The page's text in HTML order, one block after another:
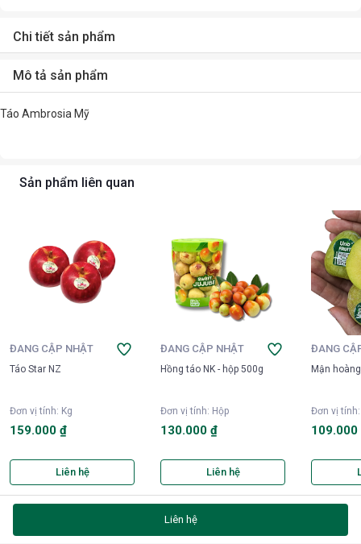
Chi tiết sản phẩm
Mô tả sản phẩm
Táo Ambrosia Mỹ
Sản phẩm liên quan
ĐANG CẬP NHẬT
Táo Star NZ
Đơn vị tính: Kg
159.000 ₫
Liên hệ
ĐANG CẬP NHẬT
Hồng táo NK - hộp 500g
Đơn vị tính: Hộp
130.000 ₫
Liên hệ
ĐANG
Mận
Đơn vị tính
109.000
Liên hệ